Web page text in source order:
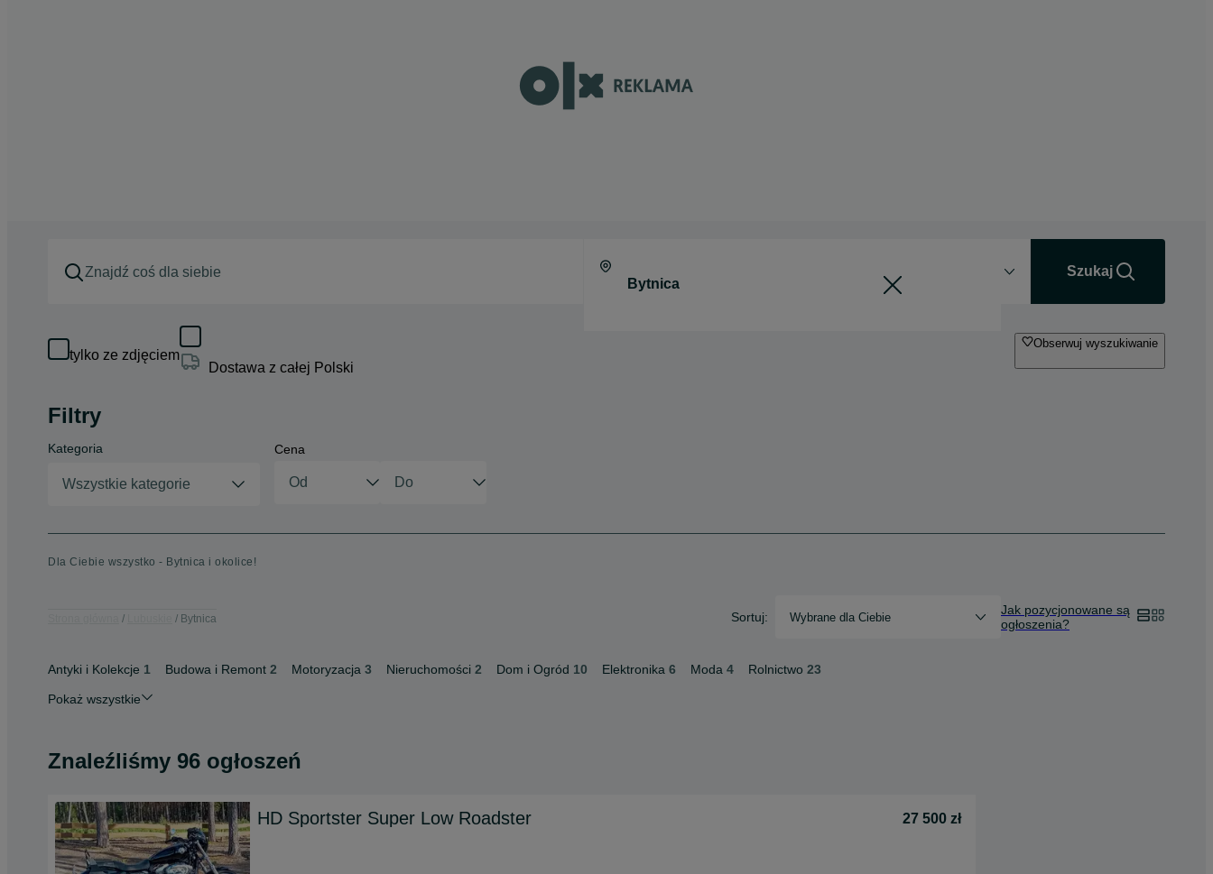
Szukaj
tylko ze zdjęciem
Dostawa z całej Polski
Obserwuj wyszukiwanie
Filtry
Kategoria
Wszystkie kategorie
Cena
Dla Ciebie wszystko - Bytnica i okolice!
Bytnica Sortuj: Wybrane dla Ciebie
Jak pozycjonowane są
ogłoszenia?
Antyki i Kolekcje 1 Budowa i Remont 2 Motoryzacja 3 Nieruchomości 2 Dom i Ogród 10 Elektronika 6 Moda 4 Rolnictwo 23
Pokaż wszystkie
Znaleźliśmy 96 ogłoszeń
HD Sportster Super Low Roadster 27 500 zł